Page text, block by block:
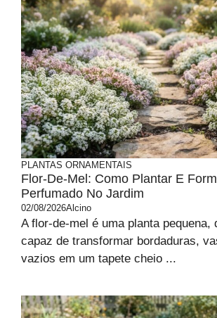
PLANTAS ORNAMENTAIS
Flor-De-Mel: Como Plantar E
Perfumado No Jardim
02/08/2026Alcino
A flor-de-mel é uma planta pequena,
capaz de transformar bordaduras,
vazios em um tapete cheio ...